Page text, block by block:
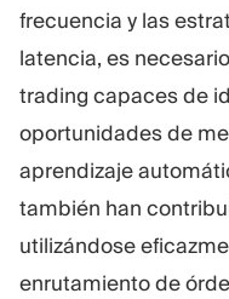
frecuencia y las
latencia, es
trading capaces de
oportunidades de
aprendizaje
también han
utilizándose
enrutamiento de